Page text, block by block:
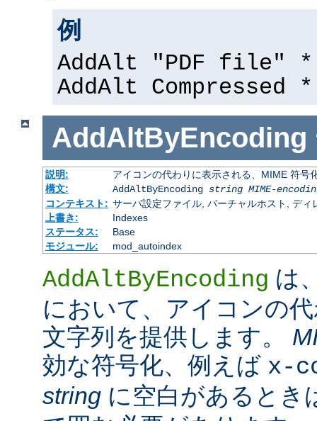
例
AddAlt "PDF file"
AddAlt
AddAltByEncoding
説明:
アイコンの代わりに表示される、MIME 符号
構文:
AddAltByEncoding string MIME-
コンテキスト: サーバ設定ファイル, バーチャルホスト, ディ
上書き:
Indexes
ステータス:
Base
モジュール:
mod_autoindex
AddAltByEncoding は
において、アイコンの
文字列を提供します。
効な符号化、例えば x-
string に空白があるとき